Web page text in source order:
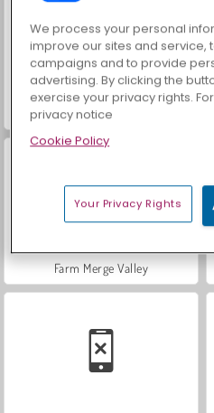
Scala 40
Farm Merge Valley
We process your personal
improve our sites and service,
campaigns and to provide
advertising. By clicking the
exercise your privacy rights.
privacy notice
Cookie Policy
Your Privacy Rights